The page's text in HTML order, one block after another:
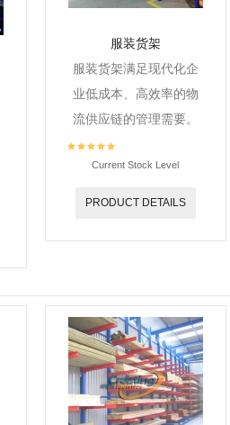
服装货架
服装货架满足现代化企
业低成本、高效率的物
流供应链的管理需要。
Current Stock Level
PRODUCT DETAILS